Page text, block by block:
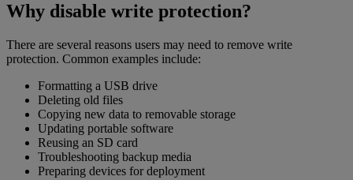
Why disable write protection?
There are several reasons users may need to remove write
protection. Common examples include:
Formatting a USB drive
Deleting old files
Copying new data to removable storage
Updating portable software
Reusing an SD card
Troubleshooting backup media
Preparing devices for deployment